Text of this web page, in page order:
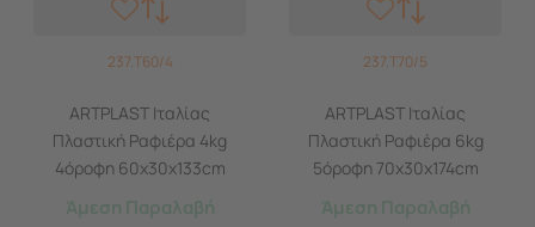
237.T60/4
ARTPLAST Ιταλίας
Πλαστική Ραφιέρα 4kg
4όροφη 60x30x133cm
Αντοχή Ραφιού 25kg Max
Άμεση Παραλαβή
237.T70/5
ARTPLAST Ιταλίας
Πλαστική Ραφιέρα 6kg
5όροφη 70x30x174cm
Αντοχή Ραφιού 25kg Max
Άμεση Παραλαβή